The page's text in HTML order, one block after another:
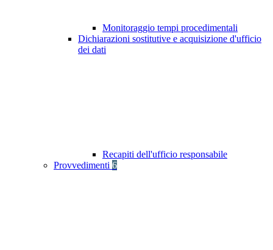
Monitoraggio tempi procedimentali
Dichiarazioni sostitutive e acquisizione d'ufficio
dei dati
Recapiti dell'ufficio responsabile
Provvedimenti 6